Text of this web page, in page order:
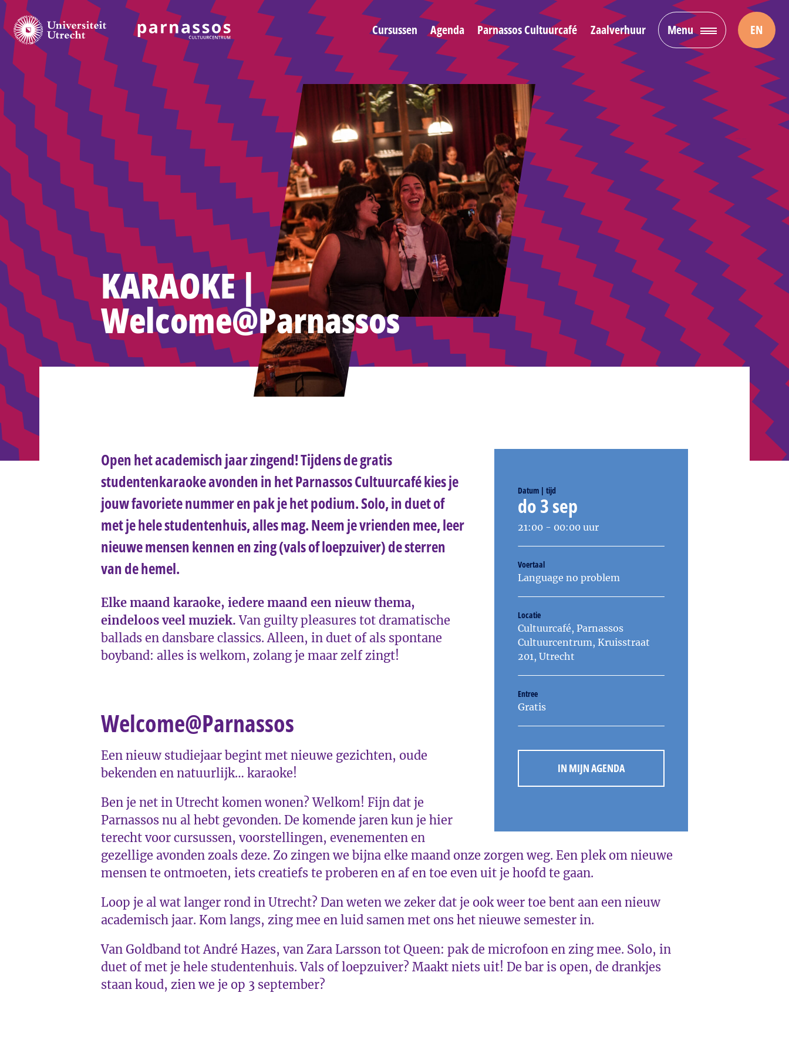
Cursussen Agenda Parnassos Cultuurcafé Zaalverhuur Menu EN
KARAOKE |
Welcome@Parnassos
Datum | tijd
do 3 sep
21:00 - 00:00 uur
Voertaal
Language no problem
Locatie
Cultuurcafé, Parnassos
Cultuurcentrum, Kruisstraat
201, Utrecht
Entree
Gratis
Open het academisch jaar zingend! Tijdens de gratis
studentenkaraoke avonden in het Parnassos Cultuurcafé kies je
jouw favoriete nummer en pak je het podium. Solo, in duet of
met je hele studentenhuis, alles mag. Neem je vrienden mee, leer
nieuwe mensen kennen en zing (vals of loepzuiver) de sterren
van de hemel.
Elke maand karaoke, iedere maand een nieuw thema,
eindeloos veel muziek. Van guilty pleasures tot dramatische
ballads en dansbare classics. Alleen, in duet of als spontane
boyband: alles is welkom, zolang je maar zelf zingt!
Welcome@Parnassos
Een nieuw studiejaar begint met nieuwe gezichten, oude
bekenden en natuurlijk… karaoke!
Ben je net in Utrecht komen wonen? Welkom! Fijn dat je
Parnassos nu al hebt gevonden. De komende jaren kun je hier
terecht voor cursussen, voorstellingen, evenementen en
gezellige avonden zoals deze. Zo zingen we bijna elke maand onze zorgen weg. Een plek om nieuwe
mensen te ontmoeten, iets creatiefs te proberen en af en toe even uit je hoofd te gaan.
Loop je al wat langer rond in Utrecht? Dan weten we zeker dat je ook weer toe bent aan een nieuw
academisch jaar. Kom langs, zing mee en luid samen met ons het nieuwe semester in.
Van Goldband tot André Hazes, van Zara Larsson tot Queen: pak de microfoon en zing mee. Solo, in
duet of met je hele studentenhuis. Vals of loepzuiver? Maakt niets uit! De bar is open, de drankjes
staan koud, zien we je op 3 september?